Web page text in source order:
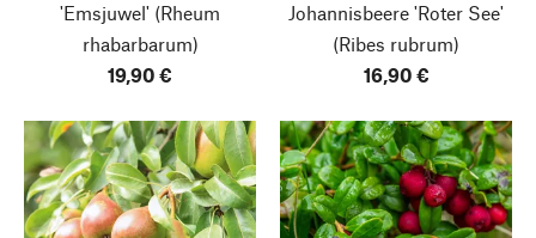
'Emsjuwel' (Rheum
rhabarbarum)
19,90 €
Johannisbeere 'Roter See'
(Ribes rubrum)
16,90 €